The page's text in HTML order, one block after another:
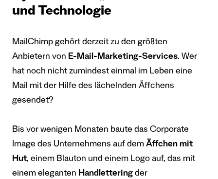
und Technologie
MailChimp gehört derzeit zu den größten
Anbietern von E-Mail-Marketing-Services. Wer
hat noch nicht zumindest einmal im Leben eine
Mail mit der Hilfe des lächelnden Äffchens
gesendet?
Bis vor wenigen Monaten baute das Corporate
Image des Unternehmens auf dem Äffchen mit
Hut, einem Blauton und einem Logo auf, das mit
einem eleganten Handlettering der